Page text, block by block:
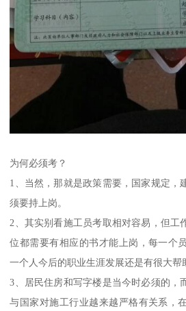
为何必须考？
1、当然，那就是政策需要，国家规定，
须要持上岗。
2、其实别看施工员考取相对容易，但工
位都需要有相应的书才能上岗，每一个
一个人今后的职业生涯发展还是有很大帮
3、居民住房和写字楼是当今时必须的，
与国家对施工行业越来越严格有关系，